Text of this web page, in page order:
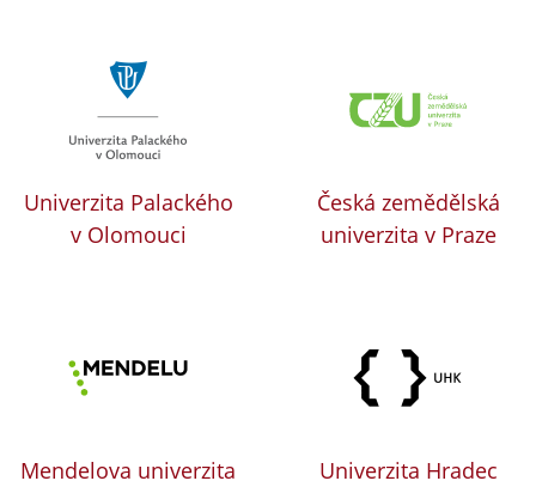
Univerzita Palackého
v Olomouci
Česká zemědělská
univerzita v Praze
Mendelova univerzita
Univerzita Hradec